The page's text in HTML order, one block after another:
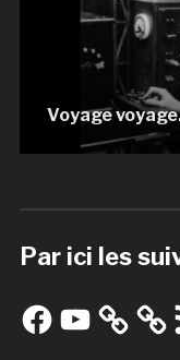
Voyage
Par ici les
Facebook
YouTube